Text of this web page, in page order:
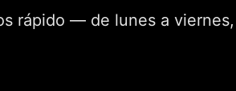
rápido — de lunes a